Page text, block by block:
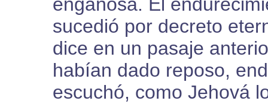
engañosa. El
sucedió por decreto
dice en un pasaje
habían dado reposo,
escuchó, como Jehová